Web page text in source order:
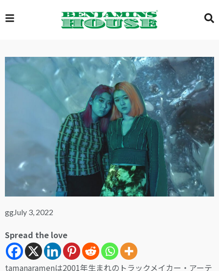
EXCLUSIVE
GLOBAL
VIDEOS
GALLERY
ggJuly 3, 2022
Spread the love
tamanaramenは2001年生まれのトラックメイカー・アーテ